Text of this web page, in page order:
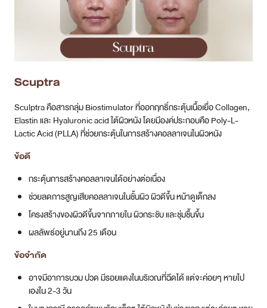
Scuptra
Sculptra คือสารกลุ่ม Biostimulator ที่ออกฤทธิ์กระตุ้นเนื้อเยื่อ Collagen,
Elastin และ Hyaluronic acid ใต้ผิวหนัง โดยมีองค์ประกอบคือ Poly-L-
Lactic Acid (PLLA) ที่ช่วยกระตุ้นในการสร้างคอลลาเจนในผิวหนัง
ข้อดี
กระตุ้นการสร้างคอลลาเจนได้อย่างต่อเนื่อง
ช่วยลดการสูญเสียคอลลาเจนในชั้นผิว ผิวดีขึ้น หน้าดูเด็กลง
โครงสร้างของผิวดีขึ้นจากภายใน ผิวกระชับ และชุ่มชื้นขึ้น
ผลลัพธ์อยู่นานถึง 25 เดือน
ข้อจำกัด
อาจมีอาการบวม ปวด มีรอยแดงในบริเวณที่ฉีดได้ แต่จะค่อยๆ หายไป
เองใน 2-3 วัน